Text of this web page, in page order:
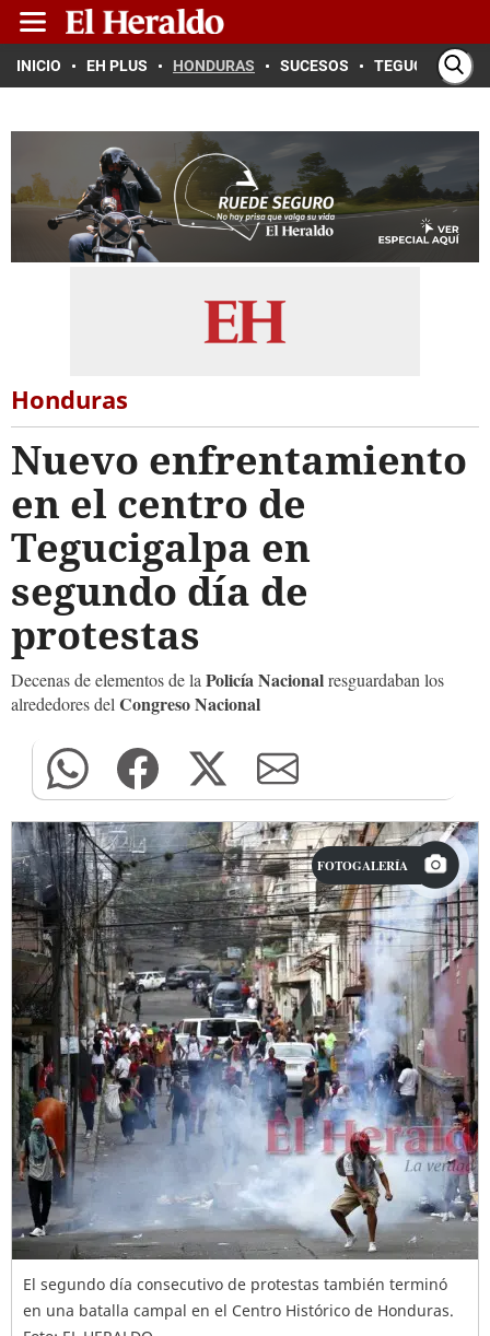
INICIO EH PLUS HONDURAS SUCESOS TEGUCIGALPA
Honduras
Nuevo enfrentamiento
en el centro de
Tegucigalpa en
segundo día de
protestas
Decenas de elementos de la Policía Nacionalresguardaban los
alrededores del Congreso Nacional
FOTOGALERÍA
El segundo día consecutivo de protestas también terminó
en una batalla campal en el Centro Histórico de Honduras.